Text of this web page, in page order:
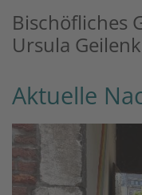
Bischöfliches
Ursula
Aktuelle